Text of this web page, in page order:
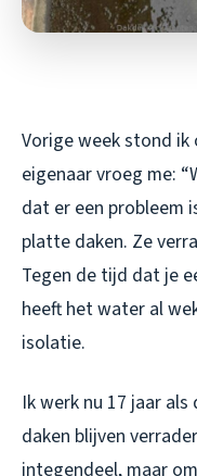
Vorige week stond ik
eigenaar vroeg me:
dat er een probleem
platte daken. Ze
Tegen de tijd dat je
heeft het water al
isolatie.
Ik werk nu 17 jaar
daken blijven
integendeel, maar